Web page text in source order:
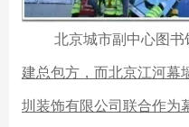
北京城市副中心图书
建总包方，而北京江河幕
圳装饰有限公司联合作为